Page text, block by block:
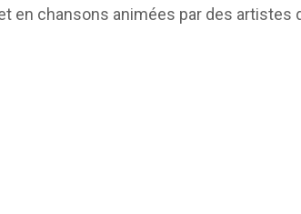
en chansons animées par des artistes